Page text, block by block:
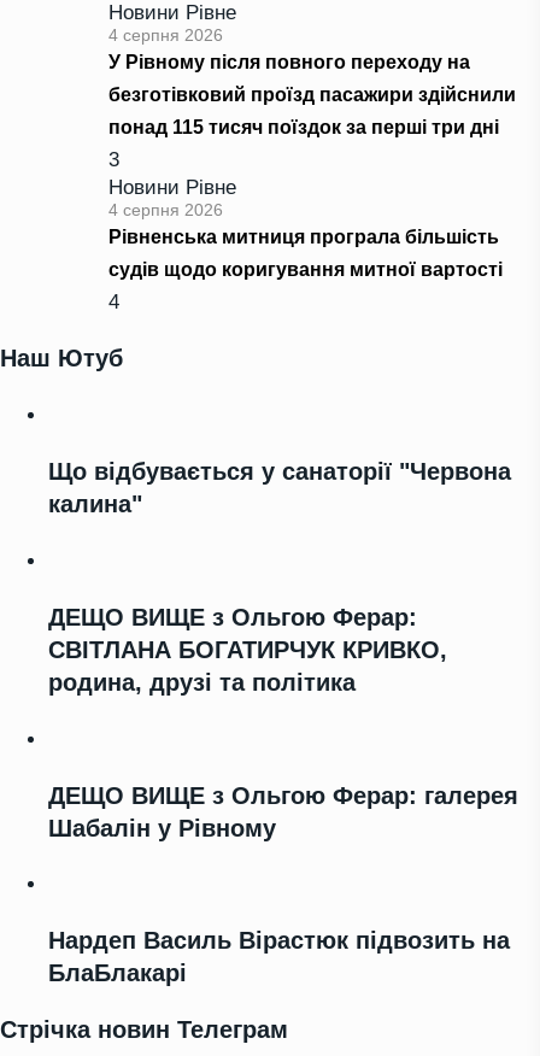
Новини Рівне
4 серпня 2026
У Рівному після повного переходу на
безготівковий проїзд пасажири здійснили
понад 115 тисяч поїздок за перші три дні
3
Новини Рівне
4 серпня 2026
Рівненська митниця програла більшість
судів щодо коригування митної вартості
4
Наш Ютуб
Що відбувається у санаторії "Червона
калина"
ДЕЩО ВИЩЕ з Ольгою Ферар:
СВІТЛАНА БОГАТИРЧУК КРИВКО,
родина, друзі та політика
ДЕЩО ВИЩЕ з Ольгою Ферар: галерея
Шабалін у Рівному
Нардеп Василь Вірастюк підвозить на
БлаБлакарі
Стрічка новин Телеграм